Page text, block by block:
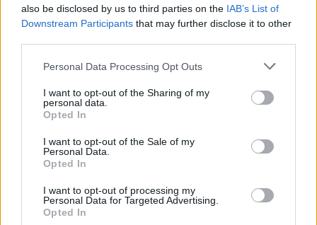
also be disclosed by us to third parties on the IAB’s List of
Downstream Participants that may further disclose it to other
Please note that this website/app uses one or more Google
not limited to your visit or usage behaviour. You may click to
grant or deny consent to Google and its third-party tags to
use your data for below specified purposes in below Google
consent section.
Personal Data Processing Opt Outs
I want to opt-out of the Sharing of my
personal data.
Opted In
I want to opt-out of the Sale of my
Personal Data.
Opted In
I want to opt-out of processing my
Personal Data for Targeted Advertising.
Opted In
Μετακίνηση εκτός νομού τα
Χριστούγεννα – Τι θα ισχύει
Φέτος μετά από δύο χρόνια με περιορισμούς και
απαγορεύσεις, αυτά τα